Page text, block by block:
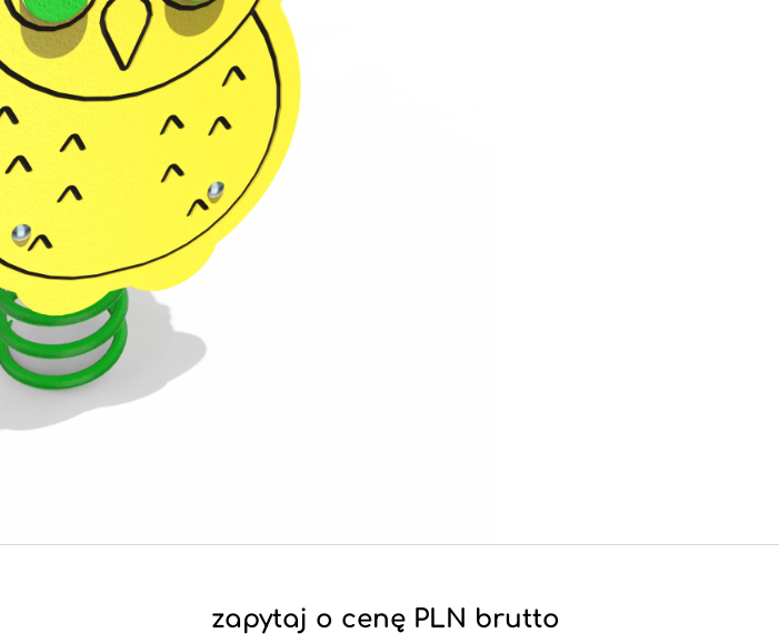
zapytaj o cenę PLN brutto